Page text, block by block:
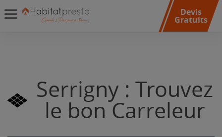
Devis
Gratuits
Serrigny : Trouvez
le bon Carreleur